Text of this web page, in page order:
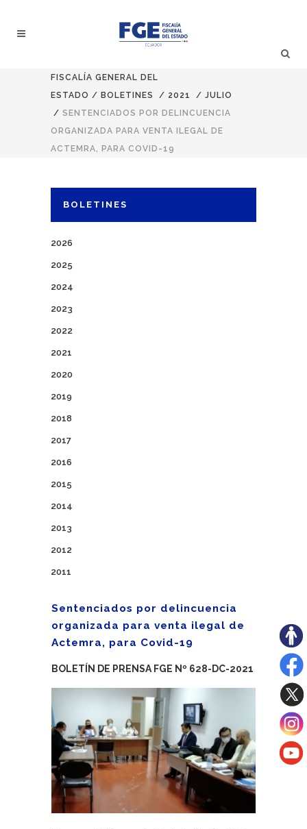
FISCALÍA GENERAL DEL
ESTADO / BOLETINES / 2021 / JULIO
/ SENTENCIADOS POR DELINCUENCIA
ORGANIZADA PARA VENTA ILEGAL DE
ACTEMRA, PARA COVID-19
BOLETINES
2026
2025
2024
2023
2022
2021
2020
2019
2018
2017
2016
2015
2014
2013
2012
2011
Sentenciados por delincuencia
organizada para venta ilegal de
Actemra, para Covid-19
BOLETÍN DE PRENSA FGE Nº 628-DC-2021